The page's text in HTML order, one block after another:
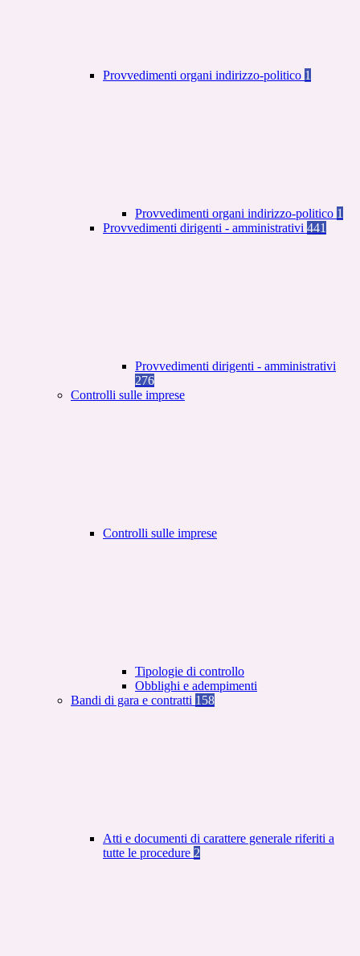
Provvedimenti organi indirizzo-politico 1
Provvedimenti organi indirizzo-politico 1
Provvedimenti dirigenti - amministrativi 441
Provvedimenti dirigenti - amministrativi
276
Controlli sulle imprese
Controlli sulle imprese
Tipologie di controllo
Obblighi e adempimenti
Bandi di gara e contratti 158
Atti e documenti di carattere generale riferiti a
tutte le procedure 2